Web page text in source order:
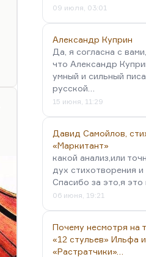
09 июля, 03:01
Александр Куприн
Да, я согласна с
что Александр
умный и сильный
русской…
15 июня, 11:29
Давид Самойлов,
«Маркитант»
какой анализ,или
дух стихотворения
Спасибо за это,я это
06 июня, 19:21
Почему несмотря на
«12 стульев» Ильфа
«Растратчики»…